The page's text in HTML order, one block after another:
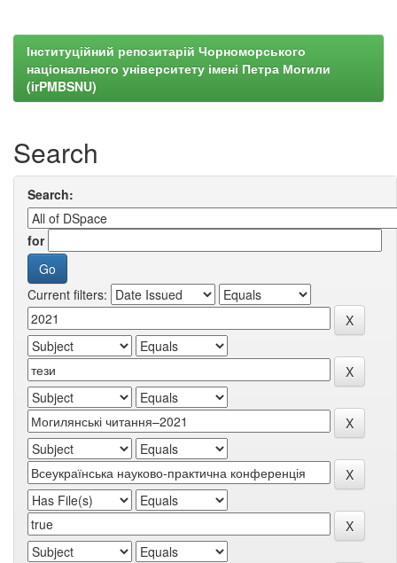
Інституційний репозитарій Чорноморського
національного університету імені Петра Могили
(irPMBSNU)
Search
Search:
for
Current filters: